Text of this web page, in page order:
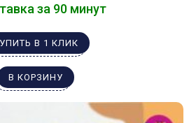
за 90 минут
В 1 КЛИК
В КОРЗИНУ